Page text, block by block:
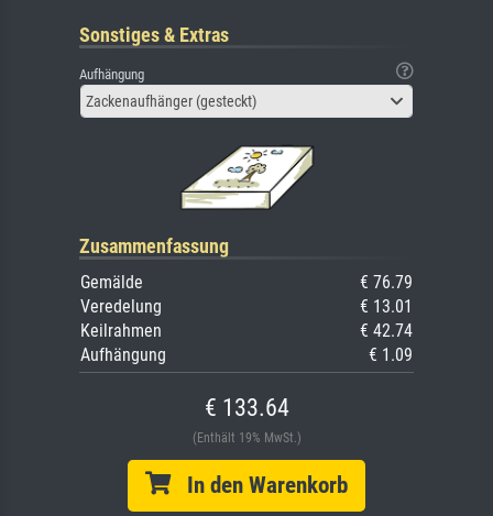
Sonstiges & Extras
Aufhängung
Zackenaufhänger (gesteckt)
Zusammenfassung
Gemälde
€ 76.79
Veredelung
€ 13.01
Keilrahmen
€ 42.74
Aufhängung
€ 1.09
€ 133.64
(Enthält 19% MwSt.)
In den Warenkorb